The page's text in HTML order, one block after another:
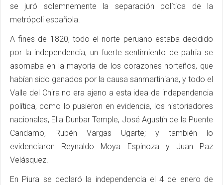
se juró solemnemente la separación política de la
metrópoli española.
A fines de 1820, todo el norte peruano estaba decidido
por la independencia, un fuerte sentimiento de patria se
asomaba en la mayoría de los corazones norteños, que
habían sido ganados por la causa sanmartiniana, y todo el
Valle del Chira no era ajeno a esta idea de independencia
política, como lo pusieron en evidencia, los historiadores
nacionales, Ella Dunbar Temple, José Agustín de la Puente
Candamo, Rubén Vargas Ugarte; y también lo
evidenciaron Reynaldo Moya Espinoza y Juan Paz
Velásquez.
En Piura se declaró la independencia el 4 de enero de